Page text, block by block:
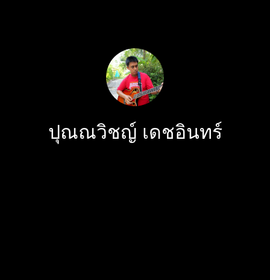
ปุณณวิชญ์ เดชอินทร์